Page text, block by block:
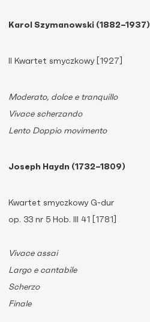
Karol Szymanowski (1882–1937)
II Kwartet smyczkowy [1927]
Moderato, dolce e tranquillo
Vivace scherzando
Lento Doppio movimento
Joseph Haydn (1732–1809)
Kwartet smyczkowy G-dur
op. 33 nr 5 Hob. III 41 [1781]
Vivace assai
Largo e cantabile
Scherzo
Finale